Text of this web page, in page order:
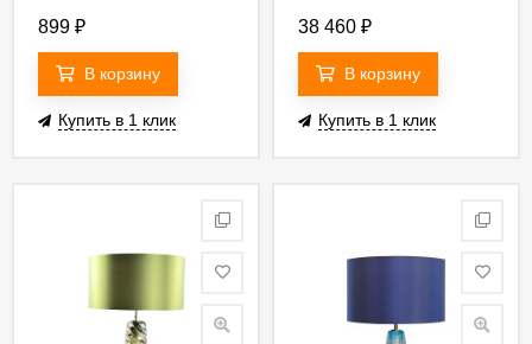
899 ₽
В корзину
Купить в 1 клик
38 460 ₽
В корзину
Купить в 1 клик